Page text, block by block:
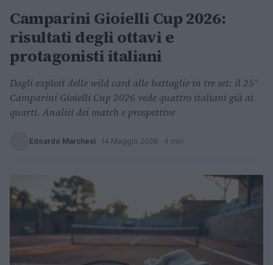
Camparini Gioielli Cup 2026:
risultati degli ottavi e
protagonisti italiani
Dagli exploit delle wild card alle battaglie in tre set: il 25°
Camparini Gioielli Cup 2026 vede quattro italiani già ai
quarti. Analisi dei match e prospettive
Edoardo Marchesi · 14 Maggio 2026 · 4 min